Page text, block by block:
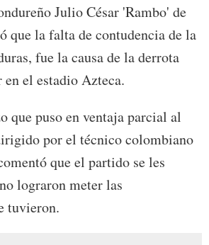
Julio César 'Rambo' de
que la falta de contudencia de la
fue la causa de la derrota
el estadio Azteca.
que puso en ventaja parcial al
por el técnico colombiano
que el partido se les
lograron meter las
tuvieron.